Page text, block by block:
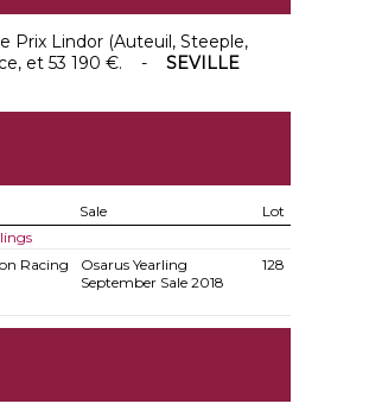
Prix Lindor (Auteuil, Steeple,
et 53 190 €. - SEVILLE
Sale
Lot
Racing
Osarus Yearling
September Sale 2018
128